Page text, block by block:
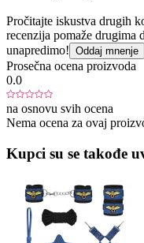
Pročitajte iskustva drugih
recenzija pomaže drugima
unapredimo! Oddaj mnenje
Prosečna ocena proizvoda
0.0
na osnovu svih ocena
Nema ocena za ovaj
Kupci su se takođe